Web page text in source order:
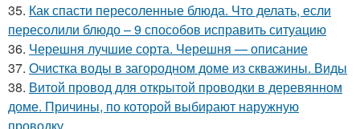
35. Как спасти пересоленные блюда. Что делать, если
пересолили блюдо – 9 способов исправить ситуацию
36. Черешня лучшие сорта. Черешня — описание
37. Очистка воды в загородном доме из скважины. Виды
38. Витой провод для открытой проводки в деревянном
доме. Причины, по которой выбирают наружную